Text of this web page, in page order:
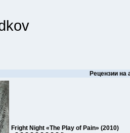
Рецензии на
Fright Night «The Play of Pain» (2010)